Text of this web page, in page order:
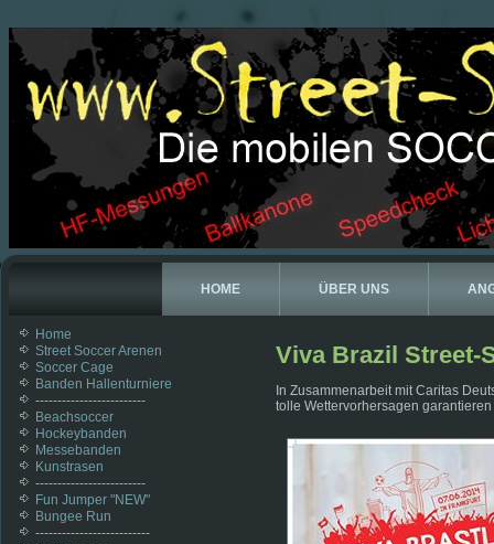
HOME ÜBER UNS
Home
Street Soccer Arenen
Soccer Cage
Banden Hallenturniere
-------------------------
Beachsoccer
Hockeybanden
Messebanden
Kunstrasen
-------------------------
Fun Jumper "NEW"
Bungee Run
--------------------------
Viva Brazil Street-
In Zusammenarbeit mit Caritas
tolle Wettervorhersagen